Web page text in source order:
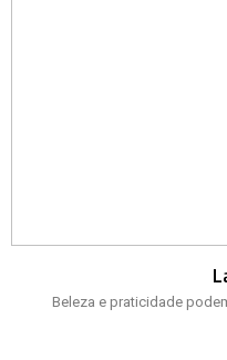
Beleza e praticidade